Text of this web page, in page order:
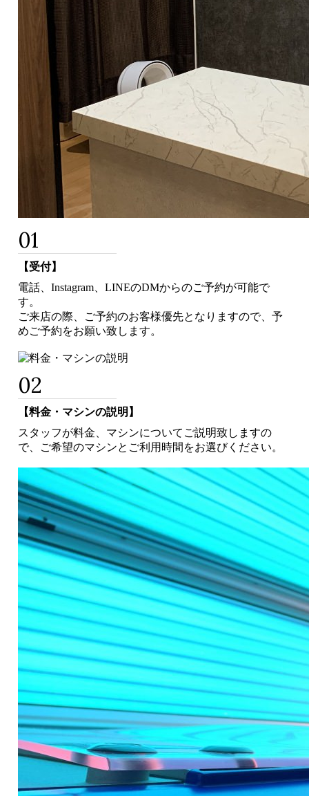
01
【受付】
電話、Instagram、LINEのDMからのご予約が可能で
す。
ご来店の際、ご予約のお客様優先となりますので、予
めご予約をお願い致します。
02
【料金・マシンの説明】
スタッフが料金、マシンについてご説明致しますの
で、ご希望のマシンとご利用時間をお選びください。